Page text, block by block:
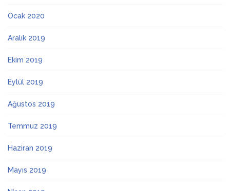
Ocak 2020
Aralık 2019
Ekim 2019
Eylül 2019
Ağustos 2019
Temmuz 2019
Haziran 2019
Mayıs 2019